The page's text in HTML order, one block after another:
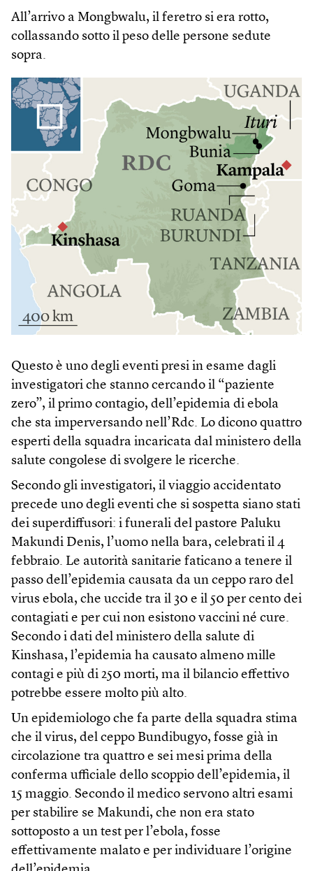
All’arrivo a Mongbwalu, il feretro si era rotto,
collassando sotto il peso delle persone sedute
sopra.
Questo è uno degli eventi presi in esame dagli
investigatori che stanno cercando il “paziente
zero”, il primo contagio, dell’epidemia di ebola
che sta imperversando nell’Rdc. Lo dicono quattro
esperti della squadra incaricata dal ministero della
salute congolese di svolgere le ricerche.
Secondo gli investigatori, il viaggio accidentato
precede uno degli eventi che si sospetta siano stati
dei superdiffusori: i funerali del pastore Paluku
Makundi Denis, l’uomo nella bara, celebrati il 4
febbraio. Le autorità sanitarie faticano a tenere il
passo dell’epidemia causata da un ceppo raro del
virus ebola, che uccide tra il 30 e il 50 per cento dei
contagiati e per cui non esistono vaccini né cure.
Secondo i dati del ministero della salute di
Kinshasa, l’epidemia ha causato almeno mille
contagi e più di 250 morti, ma il bilancio effettivo
potrebbe essere molto più alto.
Un epidemiologo che fa parte della squadra stima
che il virus, del ceppo Bundibugyo, fosse già in
circolazione tra quattro e sei mesi prima della
conferma ufficiale dello scoppio dell’epidemia, il
15 maggio. Secondo il medico servono altri esami
per stabilire se Makundi, che non era stato
sottoposto a un test per l’ebola, fosse
effettivamente malato e per individuare l’origine